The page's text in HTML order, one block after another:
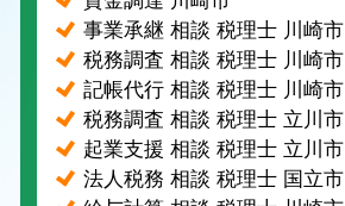
事業承継 相談 税理士 川崎市
税務調査 相談 税理士 川崎市
記帳代行 相談 税理士 川崎市
税務調査 相談 税理士 立川市
起業支援 相談 税理士 立川市
法人税務 相談 税理士 国立市